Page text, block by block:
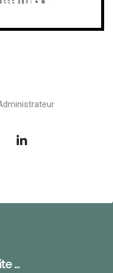
...